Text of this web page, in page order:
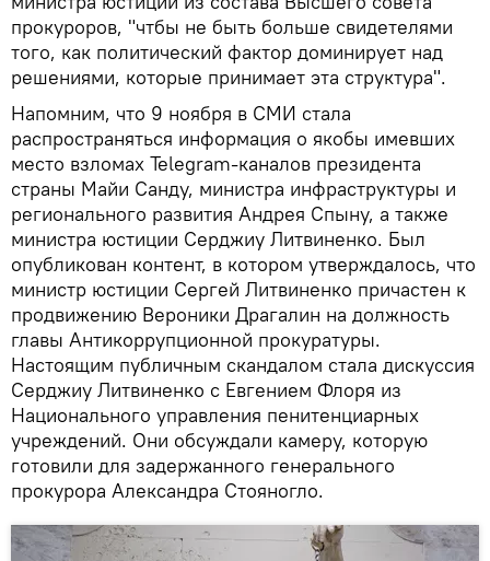
прокуроров, "чтбы не быть больше свидетелями
того, как политический фактор доминирует над
решениями, которые принимает эта структура".
Напомним, что 9 ноября в СМИ стала
распространяться информация о якобы имевших
место взломах Telegram-каналов президента
страны Майи Санду, министра инфраструктуры и
регионального развития Андрея Спыну, а также
министра юстиции Серджиу Литвиненко. Был
опубликован контент, в котором утверждалось, что
министр юстиции Сергей Литвиненко причастен к
продвижению Вероники Драгалин на должность
главы Антикоррупционной прокуратуры.
Настоящим публичным скандалом стала дискуссия
Серджиу Литвиненко с Евгением Флоря из
Национального управления пенитенциарных
учреждений. Они обсуждали камеру, которую
готовили для задержанного генерального
прокурора Александра Стояногло.